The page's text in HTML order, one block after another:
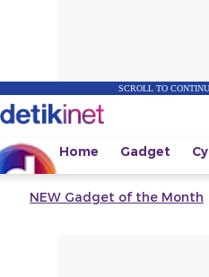
SCROLL TO
Home Gadget
NEW Gadget of the Month